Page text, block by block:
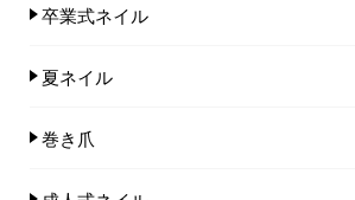
卒業式ネイル
夏ネイル
巻き爪